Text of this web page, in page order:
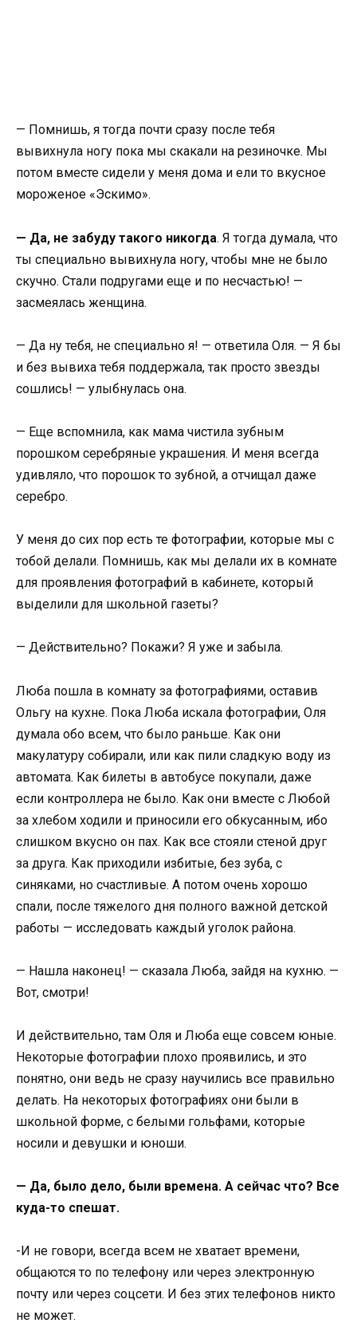
— Помнишь, я тогда почти сразу после тебя
вывихнула ногу пока мы скакали на резиночке. Мы
потом вместе сидели у меня дома и ели то вкусное
мороженое «Эскимо».
— Да, не забуду такого никогда. Я тогда думала, что
ты специально вывихнула ногу, чтобы мне не было
скучно. Стали подругами еще и по несчастью! —
засмеялась женщина.
— Да ну тебя, не специально я! — ответила Оля. — Я бы
и без вывиха тебя поддержала, так просто звезды
сошлись! — улыбнулась она.
— Еще вспомнила, как мама чистила зубным
порошком серебряные украшения. И меня всегда
удивляло, что порошок то зубной, а отчищал даже
серебро.
У меня до сих пор есть те фотографии, которые мы с
тобой делали. Помнишь, как мы делали их в комнате
для проявления фотографий в кабинете, который
выделили для школьной газеты?
— Действительно? Покажи? Я уже и забыла.
Люба пошла в комнату за фотографиями, оставив
Ольгу на кухне. Пока Люба искала фотографии, Оля
думала обо всем, что было раньше. Как они
макулатуру собирали, или как пили сладкую воду из
автомата. Как билеты в автобусе покупали, даже
если контроллера не было. Как они вместе с Любой
за хлебом ходили и приносили его обкусанным, ибо
слишком вкусно он пах. Как все стояли стеной друг
за друга. Как приходили избитые, без зуба, с
синяками, но счастливые. А потом очень хорошо
спали, после тяжелого дня полного важной детской
работы — исследовать каждый уголок района.
— Нашла наконец! — сказала Люба, зайдя на кухню. —
Вот, смотри!
И действительно, там Оля и Люба еще совсем юные.
Некоторые фотографии плохо проявились, и это
понятно, они ведь не сразу научились все правильно
делать. На некоторых фотографиях они были в
школьной форме, с белыми гольфами, которые
носили и девушки и юноши.
— Да, было дело, были времена. А сейчас что? Все
куда-то спешат.
-И не говори, всегда всем не хватает времени,
общаются то по телефону или через электронную
почту или через соцсети. И без этих телефонов никто
не может.